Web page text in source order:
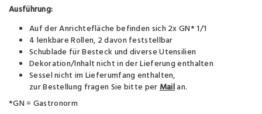
Ausführung:
Auf der Anrichtefläche befinden sich 2x GN* 1/1
4 lenkbare Rollen, 2 davon feststellbar
Schublade für Besteck und diverse Utensilien
Dekoration/Inhalt nicht in der Lieferung enthalten
Sessel nicht im Lieferumfang enthalten,
zur Bestellung fragen Sie bitte perMailan.
*GN = Gastronorm